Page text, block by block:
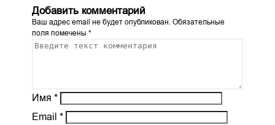
Добавить комментарий
Ваш адрес email не будет опубликован.Обязательные
поля помечены *
Имя *
Email *